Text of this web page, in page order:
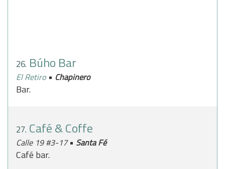
26. Búho Bar
El Retiro • Chapinero
Bar.
27. Café & Coffe
Calle 19 #3-17• Santa Fé
Café bar.